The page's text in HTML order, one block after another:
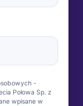
-
Połowa Sp. z
wpisane w